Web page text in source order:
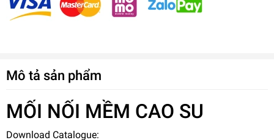
Mô tả sản phẩm
MỐI NỐI MỀM CAO SU
Download Catalogue: